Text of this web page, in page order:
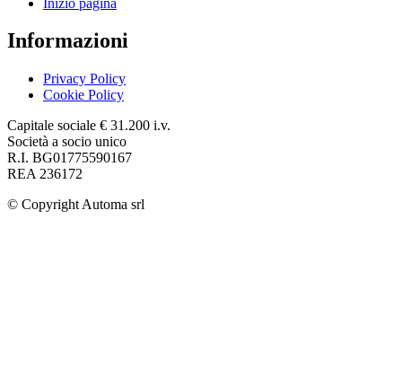
Informazioni
Privacy Policy
Cookie Policy
Capitale sociale € 31.200 i.v.
Società a socio unico
R.I. BG01775590167
REA 236172
© Copyright Automa srl